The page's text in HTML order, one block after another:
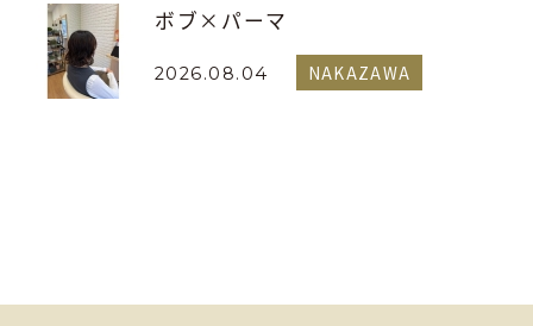
ボブ×パーマ
2026.08.04 NAKAZAWA